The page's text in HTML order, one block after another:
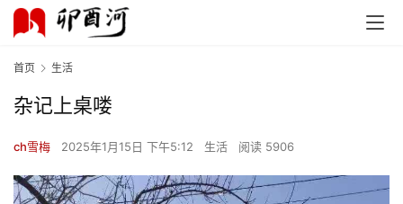
首页 生活
杂记上桌喽
ch雪梅 2025年1月15日 下午5:12 生活 阅读 5906